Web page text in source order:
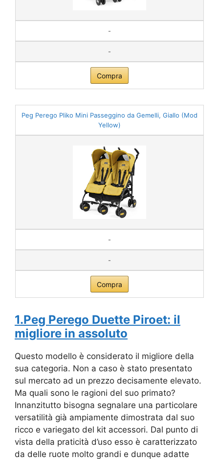
-
-
Compra
Peg Perego Pliko Mini Passeggino da Gemelli, Giallo (Mod
Yellow)
-
-
Compra
1.Peg Perego Duette Piroet: il
migliore in assoluto
Questo modello è considerato il migliore della
sua categoria. Non a caso è stato presentato
sul mercato ad un prezzo decisamente elevato.
Ma quali sono le ragioni del suo primato?
Innanzitutto bisogna segnalare una particolare
versatilità già ampiamente dimostrata dal suo
ricco e variegato del kit accessori. Dal punto di
vista della praticità d’uso esso è caratterizzato
da delle ruote molto grandi e dunque adatte